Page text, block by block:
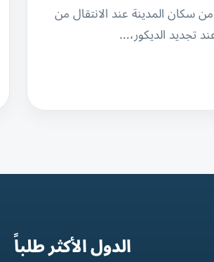
من سكان المدينة عند الانتقال من
تجديد الديكور،…
الدول الأكثر طلباً